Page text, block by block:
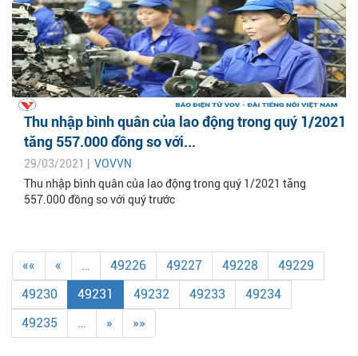
Thu nhập bình quân của lao động trong quý 1/2021
tăng 557.000 đồng so với...
29/03/2021 | VOVVN
Thu nhập bình quân của lao động trong quý 1/2021 tăng
557.000 đồng so với quý trước
«« « … 49226 49227 49228
49229
49230
49231 49232 49233
49234
49235
… » »»